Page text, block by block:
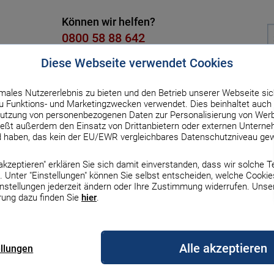
Diese Webseite verwendet Cookies
Nutzererlebnis zu bieten und den Betrieb unserer Webseite
Funktions- und Marketingzwecken verwendet. Dies beinhaltet auch
von personenbezogenen Daten zur Personalisierung von
außerdem den Einsatz von Drittanbietern oder externen
haben, das kein der EU/EWR vergleichbares Datenschutzniveau
erklären Sie sich damit einverstanden, dass wir solche
"Einstellungen" können Sie selbst entscheiden, welche
jederzeit ändern oder Ihre Zustimmung widerrufen.
dazu finden Sie hier.
Alle akzeptieren
Können wir helfen?
0800 58 88 642
Kostenlos, Mo. bis Fr. von 8 bis 18
Übersicht
& Rechner Finanzierung
& Rechner Börse
Europa-ETFs
und Rechner Auto
Auto-Leasing
Versicherung
Auto & Haftpflicht Haus
Strom & Gas
Erneuerbare Energien
Wärmepumpe
DSL & Handy
Top-Handys mit
iPhone 16
wann
Sie bestimmt nämlich,
hoch Ihre monatliche Belastung
helfen Ihnen, Ihre optimale